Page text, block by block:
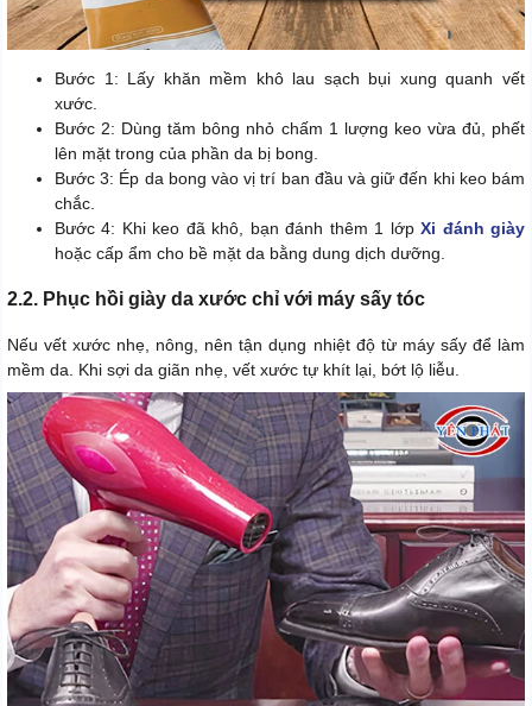
Bước 1: Lấy khăn mềm khô lau sạch bụi xung quanh vết
xước.
Bước 2: Dùng tăm bông nhỏ chấm 1 lượng keo vừa đủ, phết
lên mặt trong của phần da bị bong.
Bước 3: Ép da bong vào vị trí ban đầu và giữ đến khi keo bám
chắc.
Bước 4: Khi keo đã khô, bạn đánh thêm 1 lớpXi đánh giày
hoặc cấp ẩm cho bề mặt da bằng dung dịch dưỡng.
2.2. Phục hồi giày da xước chỉ với máy sấy tóc
Nếu vết xước nhẹ, nông, nên tận dụng nhiệt độ từ máy sấy để làm
mềm da. Khi sợi da giãn nhẹ, vết xước tự khít lại, bớt lộ liễu.